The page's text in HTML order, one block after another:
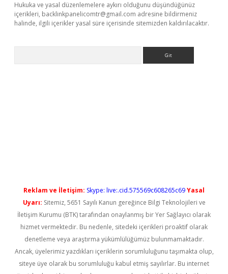
Hukuka ve yasal düzenlemelere aykırı olduğunu düşündüğünüz
içerikleri, backlinkpanelicomtr@gmail.com adresine bildirmeniz
halinde, ilgili içerikler yasal süre içerisinde sitemizden kaldırılacaktır.
Reklam ve İletişim: Skype: live:.cid.575569c608265c69Yasal
Uyarı: Sitemiz, 5651 Sayılı Kanun gereğince Bilgi Teknolojileri ve
İletişim Kurumu (BTK) tarafından onaylanmış bir Yer Sağlayıcı olarak
hizmet vermektedir. Bu nedenle, sitedeki içerikleri proaktif olarak
denetleme veya araştırma yükümlülüğümüz bulunmamaktadır.
Ancak, üyelerimiz yazdıkları içeriklerin sorumluluğunu taşımakta olup,
siteye üye olarak bu sorumluluğu kabul etmiş sayılırlar. Bu internet